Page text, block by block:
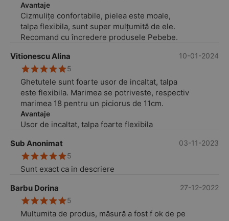
Avantaje
Cizmulițe confortabile, pielea este moale,
talpa flexibila, sunt super mulțumită de ele.
Recomand cu încredere produsele Pebebe.
Vitionescu Alina
10-01-2024
5
Ghetutele sunt foarte usor de incaltat, talpa
este flexibila. Marimea se potriveste, respectiv
marimea 18 pentru un piciorus de 11cm.
Avantaje
Usor de incaltat, talpa foarte flexibila
Sub Anonimat
03-11-2023
5
Sunt exact ca in descriere
Barbu Dorina
27-12-2022
5
Multumita de produs, măsură a fost f ok de pe